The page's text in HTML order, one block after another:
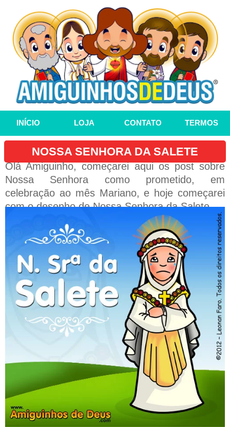
INÍCIO LOJA CONTATO TERMOS
NOSSA SENHORA DA SALETE
Olá Amiguinho, começarei aqui os post sobre
Nossa Senhora como prometido, em
celebração ao mês Mariano, e hoje começarei
com o desenho de Nossa Senhora da Salete.